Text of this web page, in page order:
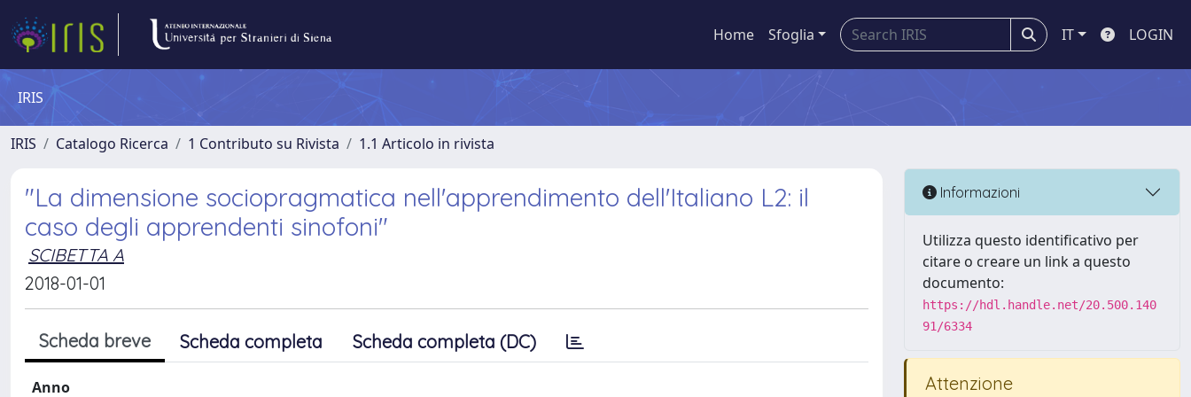
Home Sfoglia IT LOGIN
IRIS
IRIS Catalogo Ricerca 1 Contributo su Rivista 1.1 Articolo in rivista
"La dimensione sociopragmatica nell'apprendimento dell'Italiano L2: il
caso degli apprendenti sinofoni"
SCIBETTA A
2018-01-01
Scheda breve Scheda completa Scheda completa (DC)
Anno
Informazioni
Utilizza questo identificativo per
citare o creare un link a questo
documento:
https://hdl.handle.net/20.500.140
91/6334
Attenzione